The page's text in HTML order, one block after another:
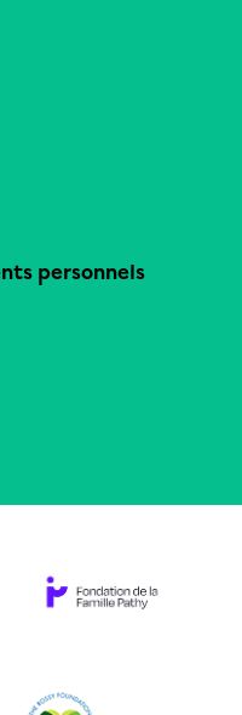
personnels